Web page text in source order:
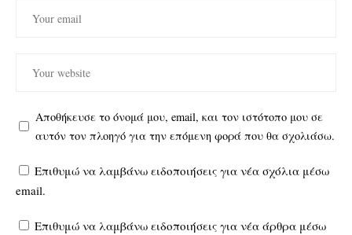
Αποθήκευσε το όνομά μου, email, και τον ιστότοπο μου σε
αυτόν τον πλοηγό για την επόμενη φορά που θα σχολιάσω.
Επιθυμώ να λαμβάνω ειδοποιήσεις για νέα σχόλια μέσω
email.
Επιθυμώ να λαμβάνω ειδοποιήσεις για νέα άρθρα μέσω